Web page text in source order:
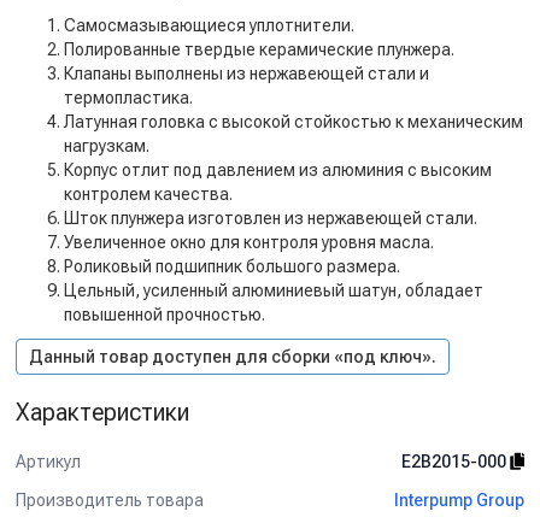
Самосмазывающиеся уплотнители.
Полированные твердые керамические плунжера.
Клапаны выполнены из нержавеющей стали и
термопластика.
Латунная головка с высокой стойкостью к механическим
нагрузкам.
Корпус отлит под давлением из алюминия с высоким
контролем качества.
Шток плунжера изготовлен из нержавеющей стали.
Увеличенное окно для контроля уровня масла.
Роликовый подшипник большого размера.
Цельный, усиленный алюминиевый шатун, обладает
повышенной прочностью.
Данный товар доступен для сборки «под ключ».
Характеристики
Артикул
E2B2015-000
Производитель товара
Interpump Group